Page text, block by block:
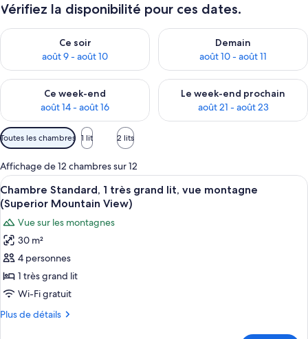
Vérifiez la disponibilité pour ces dates.
Ce soir
août 9 - août 10
Vérifier la disponibilité pour ce soir août 9 - août 10
Demain
août 10 - août 11
Vérifier la disponibilité pour
Ce week-end
août 14 - août 16
Vérifier la disponibilité pour ce week-end août 14 - août 16
Le week-end prochain
août 21 - août 23
Vérifier la disponibilité pour
Filtres
disponibles
pour
les
chambres
Toutes les chambres 1 lit 2 lits
Affichage de 12 chambres sur 12
Afficher
toutes
les
photos
pour
ce
type
de
chambre :
Un lit bien fait, avec une tête de lit
6
Chambre Standard, 1 très grand lit, vue montagne
(Superior Mountain View)
Vue sur les montagnes
30 m²
4 personnes
1 très grand lit
Wi-Fi gratuit
Plus de détails
Plus